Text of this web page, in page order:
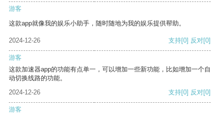
游客
这款app就像我的娱乐小助手，随时随地为我的娱乐提供帮助。
2024-12-26 支持[0] 反对[0]
游客
这款加速器app的功能有点单一，可以增加一些新功能，比如增加一个自
动切换线路的功能。
2024-12-26
支持[0] 反对[0]
游客